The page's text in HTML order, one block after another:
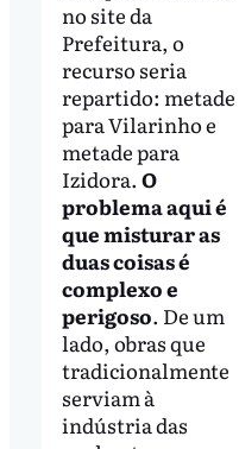
no site da
Prefeitura, o
recurso seria
repartido: metade
para Vilarinho e
metade para
Izidora. O
problema aqui é
que misturar as
duas coisas é
complexo e
perigoso. De um
lado, obras que
tradicionalmente
serviam à
indústria das